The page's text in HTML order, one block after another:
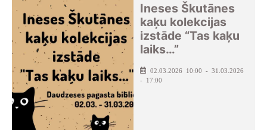
Ineses Škutānes
kaķu kolekcijas
izstāde “Tas kaķu
laiks…”
02.03.2026 10:00 - 31.03.2026
- 17:00